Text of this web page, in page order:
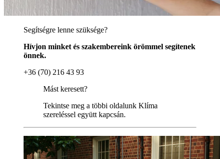
Segítségre lenne szüksége?
Hívjon minket és szakembereink örömmel segítenek
önnek.
+36 (70) 216 43 93
Mást keresett?
Tekintse meg a többi oldalunk Klíma
szereléssel együtt kapcsán.